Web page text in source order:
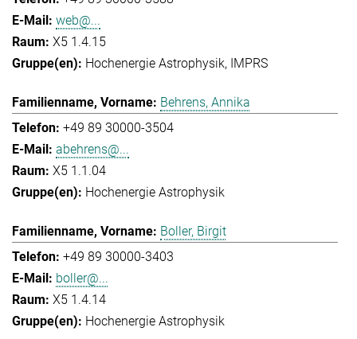
web@...
X5 1.4.15
Hochenergie Astrophysik IMPRS
Behrens, Annika
+49 89 30000-3504
abehrens@...
X5 1.1.04
Hochenergie Astrophysik
Boller, Birgit
+49 89 30000-3403
boller@...
X5 1.4.14
Hochenergie Astrophysik